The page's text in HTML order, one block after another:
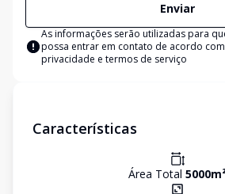
Enviar
As informações serão utilizadas para
possa entrar em contato de acordo
privacidade e termos de serviço
Características
Área Total 5000